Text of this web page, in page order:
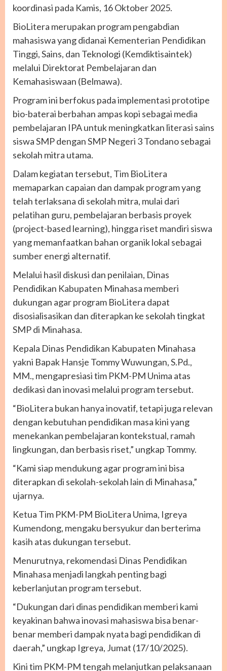
koordinasi pada Kamis, 16 Oktober 2025.
BioLitera merupakan program pengabdian
mahasiswa yang didanai Kementerian Pendidikan
Tinggi, Sains, dan Teknologi (Kemdiktisaintek)
melalui Direktorat Pembelajaran dan
Kemahasiswaan (Belmawa).
Program ini berfokus pada implementasi prototipe
bio-baterai berbahan ampas kopi sebagai media
pembelajaran IPA untuk meningkatkan literasi sains
siswa SMP dengan SMP Negeri 3 Tondano sebagai
sekolah mitra utama.
Dalam kegiatan tersebut, Tim BioLitera
memaparkan capaian dan dampak program yang
telah terlaksana di sekolah mitra, mulai dari
pelatihan guru, pembelajaran berbasis proyek
(project-based learning), hingga riset mandiri siswa
yang memanfaatkan bahan organik lokal sebagai
sumber energi alternatif.
Melalui hasil diskusi dan penilaian, Dinas
Pendidikan Kabupaten Minahasa memberi
dukungan agar program BioLitera dapat
disosialisasikan dan diterapkan ke sekolah tingkat
SMP di Minahasa.
Kepala Dinas Pendidikan Kabupaten Minahasa
yakni Bapak Hansje Tommy Wuwungan, S.Pd.,
MM., mengapresiasi tim PKM-PM Unima atas
dedikasi dan inovasi melalui program tersebut.
“BioLitera bukan hanya inovatif, tetapi juga relevan
dengan kebutuhan pendidikan masa kini yang
menekankan pembelajaran kontekstual, ramah
lingkungan, dan berbasis riset,” ungkap Tommy.
“Kami siap mendukung agar program ini bisa
diterapkan di sekolah-sekolah lain di Minahasa,”
ujarnya.
Ketua Tim PKM-PM BioLitera Unima, Igreya
Kumendong, mengaku bersyukur dan berterima
kasih atas dukungan tersebut.
Menurutnya, rekomendasi Dinas Pendidikan
Minahasa menjadi langkah penting bagi
keberlanjutan program tersebut.
“Dukungan dari dinas pendidikan memberi kami
keyakinan bahwa inovasi mahasiswa bisa benar-
benar memberi dampak nyata bagi pendidikan di
daerah,” ungkap Igreya, Jumat (17/10/2025).
Kini tim PKM-PM tengah melanjutkan pelaksanaan